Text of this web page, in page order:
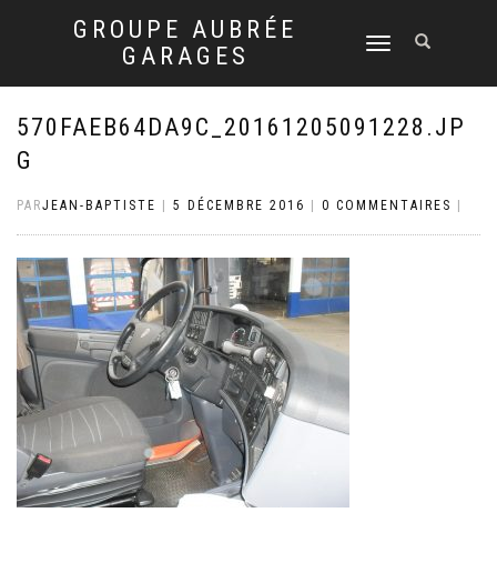
GROUPE AUBRÉE
GARAGES
DÉPLIER
NAVIGATION
570FAEB64DA9C_20161205091228.JP
G
PARJEAN-BAPTISTE 5 DÉCEMBRE 2016 0 COMMENTAIRES